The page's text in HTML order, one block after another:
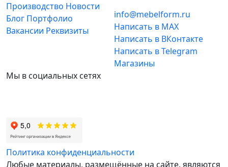
Производство Новости
Блог Портфолио
Вакансии Реквизиты
info@mebelform.ru
Написать в MAX
Написать в ВКонтакте
Написать в Telegram
Магазины
Мы в социальных сетях
Политика конфиденциальности
Любые материалы, размещённые на сайте, являются